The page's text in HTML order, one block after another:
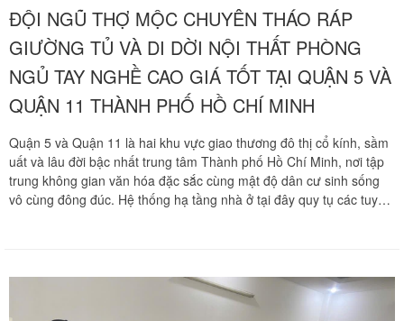
ĐỘI NGŨ THỢ MỘC CHUYÊN THÁO RÁP
GIƯỜNG TỦ VÀ DI DỜI NỘI THẤT PHÒNG
NGỦ TAY NGHỀ CAO GIÁ TỐT TẠI QUẬN 5 VÀ
QUẬN 11 THÀNH PHỐ HỒ CHÍ MINH
Quận 5 và Quận 11 là hai khu vực giao thương đô thị cổ kính, sầm
uất và lâu đời bậc nhất trung tâm Thành phố Hồ Chí Minh, nơi tập
trung không gian văn hóa đặc sắc cùng mật độ dân cư sinh sống
vô cùng đông đúc. Hệ thống hạ tầng nhà ở tại đây quy tụ các tuyến
Hai, Lý Thường Kiệt, Lạc Long Quân, Lê Đại Hành, Phú Thọ. Trong
kiến trúc phòng ngủ của các gia đình nơi đây, những bộ giường